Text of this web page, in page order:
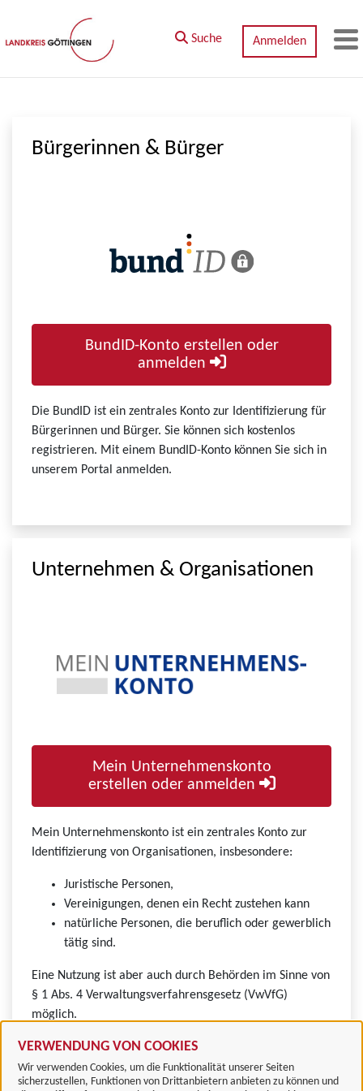
Zum Hauptinhalt springen
VERWENDUNG VON COOKIES
Wir verwenden Cookies, um die Funktionalität unserer Seiten
sicherzustellen, Funktionen von Drittanbietern anbieten zu können und
Suche Anmelden
Bürgerinnen & Bürger
BundID-Konto erstellen oder
anmelden
Die BundID ist ein zentrales Konto zur Identifizierung für
Bürgerinnen und Bürger. Sie können sich kostenlos
registrieren. Mit einem BundID-Konto können Sie sich in
unserem Portal anmelden.
Unternehmen & Organisationen
Mein Unternehmenskonto
erstellen oder anmelden
Mein Unternehmenskonto ist ein zentrales Konto zur
Identifizierung von Organisationen, insbesondere:
Juristische Personen,
Vereinigungen, denen ein Recht zustehen kann
natürliche Personen, die beruflich oder gewerblich
tätig sind.
Eine Nutzung ist aber auch durch Behörden im Sinne von
§ 1 Abs. 4 Verwaltungsverfahrensgesetz (VwVfG)
möglich.